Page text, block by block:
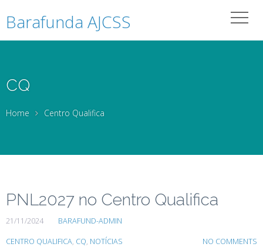
Barafunda AJCSS
CQ
Home Centro Qualifica
PNL2027 no Centro Qualifica
21/11/2024 BARAFUND-ADMIN
CENTRO QUALIFICA, CQ, NOTÍCIAS NO COMMENTS